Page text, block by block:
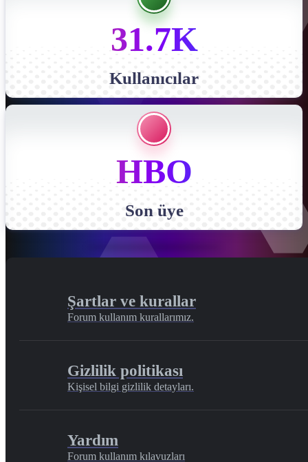
31.7K
Kullanıcılar
HBO
Son üye
Şartlar ve kurallar
Forum kullanım kurallarımız.
Gizlilik politikası
Kişisel bilgi gizlilik detayları.
Yardım
Forum kullanım kılavuzları